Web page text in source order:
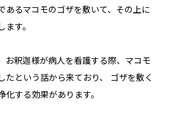
あるマコモのゴザを敷いて、その上に
ます。
お釈迦様が病人を看護する際、マコモ
たという話から来ており、 ゴザを敷く
化する効果があります。